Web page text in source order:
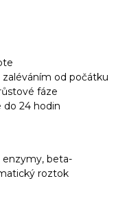
od počátku
fáze
24 hodin
enzymy, beta-
roztok